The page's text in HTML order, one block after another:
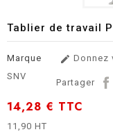
Tablier de travail
Marque
SNV
 Donnez
Partager
14,28 € TTC
11,90 HT